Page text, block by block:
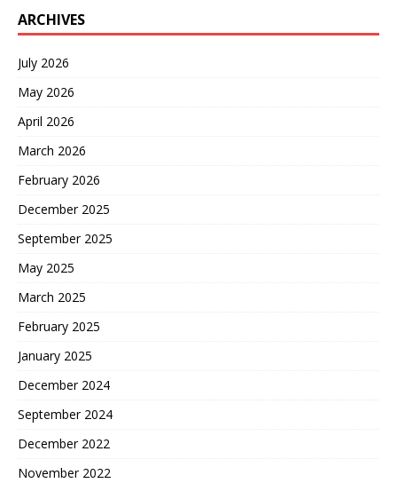
ARCHIVES
July 2026
May 2026
April 2026
March 2026
February 2026
December 2025
September 2025
May 2025
March 2025
February 2025
January 2025
December 2024
September 2024
December 2022
November 2022